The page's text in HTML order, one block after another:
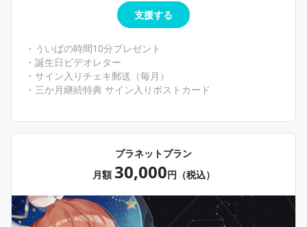
支援する
・ういばの時間10分プレゼント
・誕生日ビデオレター
・サイン入りチェキ郵送（毎月）
・三か月継続特典 サイン入りポストカード
プラネットプラン
月額 30,000円（税込）